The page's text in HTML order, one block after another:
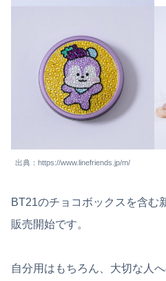
出典：https://www.linefriends.jp/m/
BT21のチョコボックスを含む
販売開始です。
自分用はもちろん、大切な人